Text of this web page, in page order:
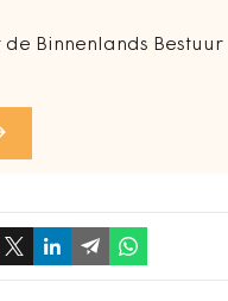
Binnenlands Bestuur